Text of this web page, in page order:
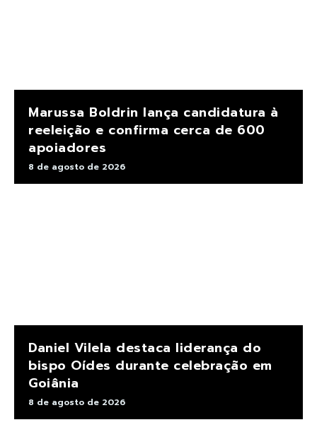
Marussa Boldrin lança candidatura à
reeleição e confirma cerca de 600
apoiadores
8 de agosto de 2026
Daniel Vilela destaca liderança do
bispo Oídes durante celebração em
Goiânia
8 de agosto de 2026